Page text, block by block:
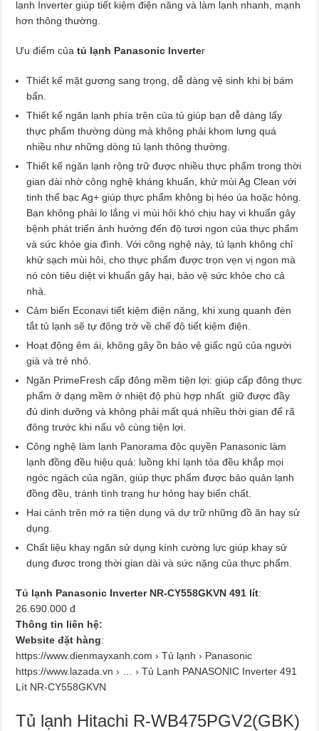
lạnh Inverter giúp tiết kiệm điện năng và làm lạnh nhanh, mạnh
hơn thông thường.
Ưu điểm của tủ lạnh Panasonic Inverter
Thiết kế mặt gương sang trọng, dễ dàng vệ sinh khi bị bám
bẩn.
Thiết kế ngăn lạnh phía trên của tủ giúp bạn dễ dàng lấy
thực phẩm thường dùng mà không phải khom lưng quá
nhiều như những dòng tủ lạnh thông thường.
Thiết kế ngăn lạnh rộng trữ được nhiều thực phẩm trong thời
gian dài nhờ công nghệ kháng khuẩn, khử mùi Ag Clean với
tinh thể bạc Ag+ giúp thực phẩm không bị héo úa hoặc hỏng.
Bạn không phải lo lắng vì mùi hôi khó chịu hay vi khuẩn gây
bệnh phát triển ảnh hưởng đến độ tươi ngon của thực phẩm
và sức khỏe gia đình. Với công nghệ này, tủ lạnh không chỉ
khử sạch mùi hôi, cho thực phẩm được trọn vẹn vị ngon mà
nó còn tiêu diệt vi khuẩn gây hại, bảo vệ sức khỏe cho cả
nhà.
Cảm biến Econavi tiết kiệm điện năng, khi xung quanh đèn
tắt tủ lạnh sẽ tự động trở về chế độ tiết kiệm điện.
Hoạt động êm ái, không gây ồn bảo vệ giấc ngủ của người
già và trẻ nhỏ.
Ngăn PrimeFresh cấp đông mềm tiện lợi: giúp cấp đông thực
phẩm ở dạng mềm ở nhiệt độ phù hợp nhất giữ được đầy
đủ dinh dưỡng và không phải mất quá nhiều thời gian để rã
đông trước khi nấu vô cùng tiện lợi.
Công nghệ làm lạnh Panorama độc quyền Panasonic làm
lạnh đồng đều hiệu quả: luồng khí lạnh tỏa đều khắp mọi
ngóc ngách của ngăn, giúp thực phẩm được bảo quản lạnh
đồng đều, tránh tình trạng hư hỏng hay biến chất.
Hai cánh trên mở ra tiện dụng và dự trữ những đồ ăn hay sử
dụng.
Chất liệu khay ngăn sử dụng kính cường lực giúp khay sử
dụng được trong thời gian dài và sức nặng của thực phẩm.
Tủ lạnh Panasonic Inverter NR-CY558GKVN 491 lít:
26.690.000 đ
Thông tin liên hệ:
Website đặt hàng:
https://www.dienmayxanh.com › Tủ lạnh › Panasonic
https://www.lazada.vn › … › Tủ Lạnh PANASONIC Inverter 491
Lít NR-CY558GKVN
Tủ lạnh Hitachi R-WB475PGV2(GBK)